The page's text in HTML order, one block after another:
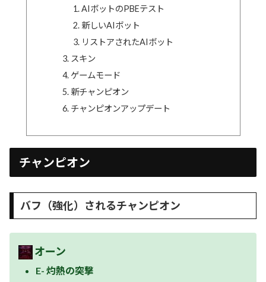
AIボットのPBEテスト
新しいAIボット
リストアされたAIボット
スキン
ゲームモード
新チャンピオン
チャンピオンアップデート
チャンピオン
バフ（強化）されるチャンピオン
オーン
E- 灼熱の突撃